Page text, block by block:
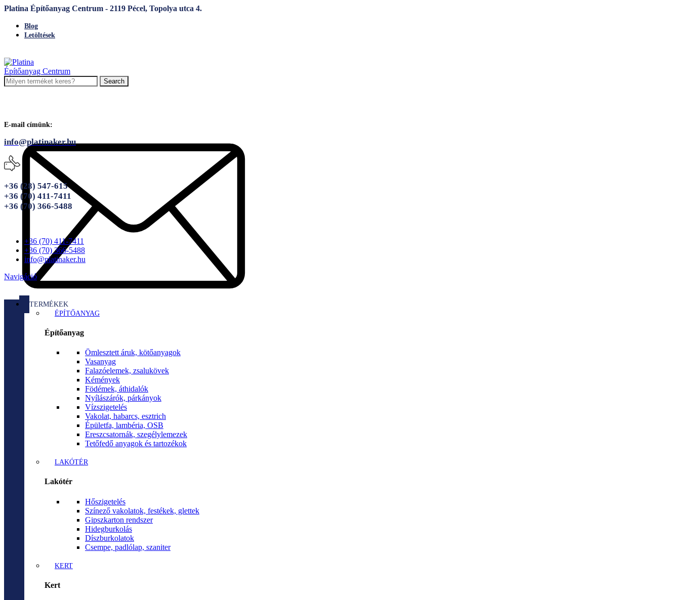
Platina Építőanyag Centrum - 2119 Pécel, Topolya utca 4.
Blog
Letöltések
Search
E-mail címünk:
info@platinaker.hu
+36 (28) 547-615
+36 (70) 411-7411
+36 (70) 366-5488
+36 (70) 411-7411
+36 (70) 366-5488
info@platinaker.hu
Navigáció
TERMÉKEK
ÉPÍTŐANYAG
Építőanyag
Ömlesztett áruk, kötőanyagok
Vasanyag
Falazóelemek, zsalukövek
Kémények
Födémek, áthidalók
Nyílászárók, párkányok
Vízszigetelés
Vakolat, habarcs, esztrich
Épületfa, lambéria, OSB
Ereszcsatornák, szegélylemezek
Tetőfedő anyagok és tartozékok
LAKÓTÉR
Lakótér
Hőszigetelés
Színező vakolatok, festékek, glettek
Gipszkarton rendszer
Hidegburkolás
Díszburkolatok
Csempe, padlólap, szaniter
KERT
Kert